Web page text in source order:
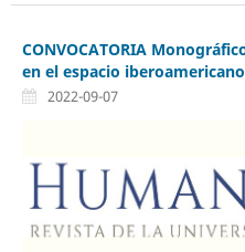
CONVOCATORIA
en el espacio
2022-09-07